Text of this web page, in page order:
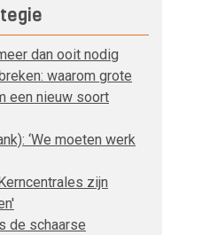
dan ooit nodig
waarom grote
een nieuw soort
‘We moeten werk
zijn
de schaarse